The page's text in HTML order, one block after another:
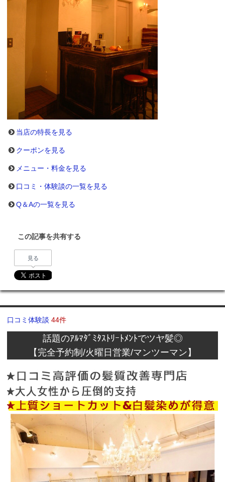
当店の特長を見る
クーポンを見る
メニュー・料金を見る
口コミ・体験談の一覧を見る
Q＆Aの一覧を見る
この記事を共有する
見る
口コミ体験談 44件
話題のｱﾙﾏﾀﾞﾐﾀｽﾄﾘｰﾄﾒﾝﾄでツヤ髪◎
【完全予約制/火曜日営業/マンツーマン】